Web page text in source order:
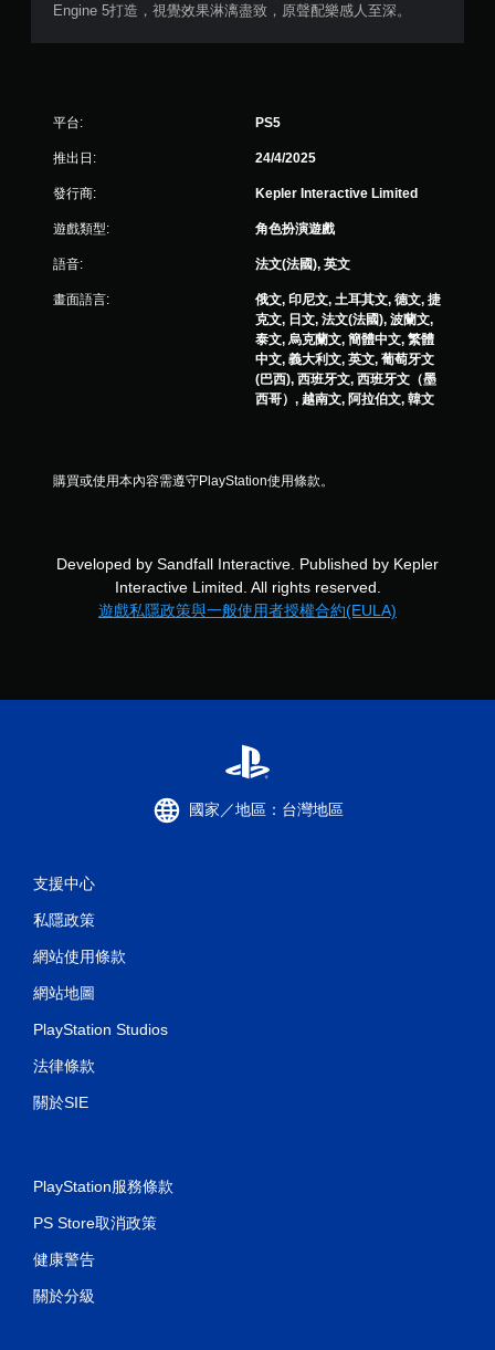
Engine 5打造，視覺效果淋漓盡致，原聲配樂感人至深。
平台: PS5
推出日: 24/4/2025
發行商: Kepler Interactive Limited
遊戲類型: 角色扮演遊戲
語音: 法文(法國), 英文
畫面語言:
俄文, 印尼文, 土耳其文, 德文, 捷
克文, 日文, 法文(法國), 波蘭文,
泰文, 烏克蘭文, 簡體中文, 繁體
中文, 義大利文, 英文, 葡萄牙文
(巴西), 西班牙文, 西班牙文（墨
西哥）, 越南文, 阿拉伯文, 韓文
購買或使用本內容需遵守PlayStation使用條款。
Developed by Sandfall Interactive. Published by Kepler
Interactive Limited. All rights reserved.
遊戲私隱政策與一般使用者授權合約(EULA)
國家／地區：台灣地區
支援中心
私隱政策
網站使用條款
網站地圖
PlayStation Studios
法律條款
關於SIE
PlayStation服務條款
PS Store取消政策
健康警告
關於分級